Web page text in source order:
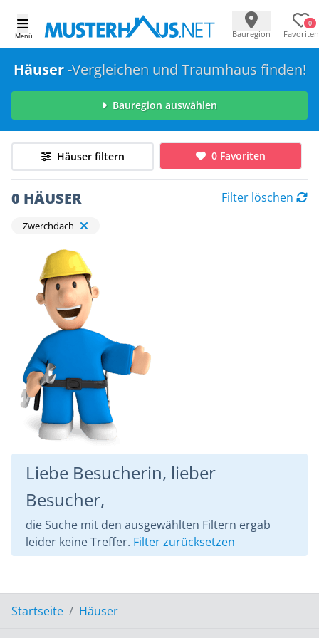
Menü Bauregion
0
Favoriten
Häuser-Vergleichen und Traumhaus finden!
Bauregion auswählen
Häuser filtern 0 Favoriten
0 HÄUSER Filter löschen
Zwerchdach
Liebe Besucherin, lieber
Besucher,
die Suche mit den ausgewählten Filtern ergab
leider keine Treffer. Filter zurücksetzen
Startseite Häuser